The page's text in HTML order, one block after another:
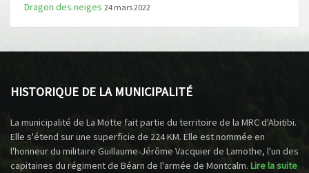
Dragon des neiges 24 mars 2022
HISTORIQUE DE LA MUNICIPALITÉ
La municipalité de La Motte fait partie du territoire de la MRC d'Abitibi.
Elle s'étend sur une superficie de 224 KM. Elle est nommée en
l'honneur du militaire Guillaume-Jérôme Vacquier de Lamothe, l'un des
capitaines du régiment de Béarn de l'armée de Montcalm. Lire la suite